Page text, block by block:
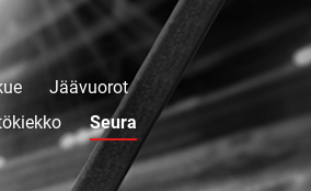
Jäävuorot
Seura